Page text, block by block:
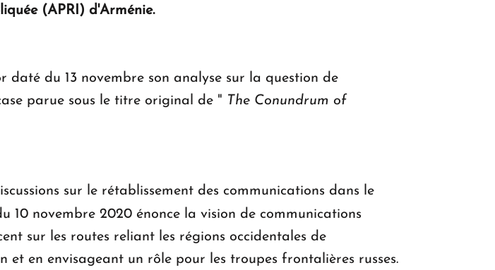
(APRI) d'Arménie.
du 13 novembre son analyse sur la question de
parue sous le titre original de " The Conundrum of
sur le rétablissement des communications dans le
novembre 2020 énonce la vision de communications
sur les routes reliant les régions occidentales de
en envisageant un rôle pour les troupes frontalières russes.